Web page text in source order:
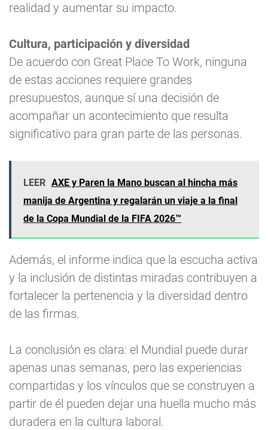
realidad y aumentar su impacto.
Cultura, participación y diversidad
De acuerdo con Great Place To Work, ninguna
de estas acciones requiere grandes
presupuestos, aunque sí una decisión de
acompañar un acontecimiento que resulta
significativo para gran parte de las personas.
LEER AXE y Paren la Mano buscan al hincha más
manija de Argentina y regalarán un viaje a la final
de la Copa Mundial de la FIFA 2026™
Además, el informe indica que la escucha activa
y la inclusión de distintas miradas contribuyen a
fortalecer la pertenencia y la diversidad dentro
de las firmas.
La conclusión es clara: el Mundial puede durar
apenas unas semanas, pero las experiencias
compartidas y los vínculos que se construyen a
partir de él pueden dejar una huella mucho más
duradera en la cultura laboral.